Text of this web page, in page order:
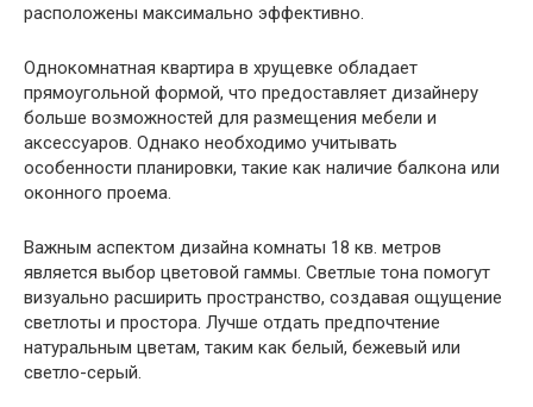
расположены максимально эффективно.
Однокомнатная квартира в хрущевке обладает
прямоугольной формой, что предоставляет дизайнеру
больше возможностей для размещения мебели и
аксессуаров. Однако необходимо учитывать
особенности планировки, такие как наличие балкона или
оконного проема.
Важным аспектом дизайна комнаты 18 кв. метров
является выбор цветовой гаммы. Светлые тона помогут
визуально расширить пространство, создавая ощущение
светлоты и простора. Лучше отдать предпочтение
натуральным цветам, таким как белый, бежевый или
светло-серый.